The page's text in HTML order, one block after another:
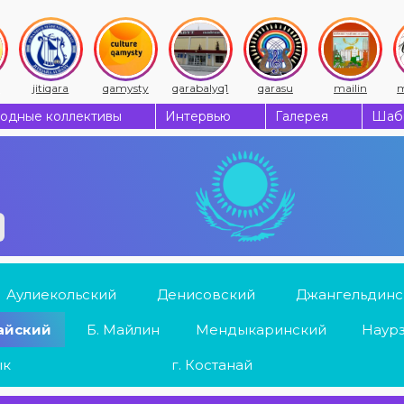
jitiqara qamysty qarabalyq1 qarasu mailin
коллективы Интервью Галерея
Аулиекольский Денисовский
Б. Майлин Мендыкаринский
г. Костанай